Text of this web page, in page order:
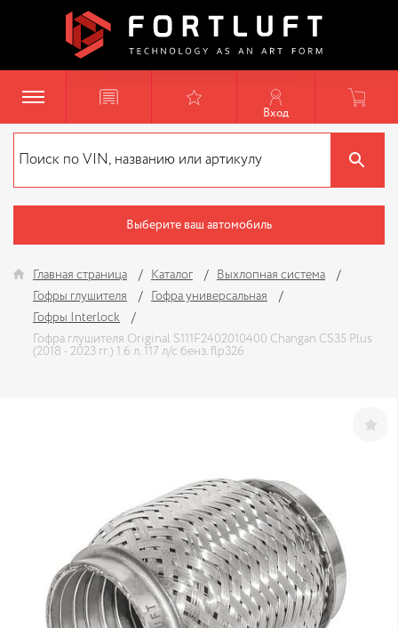
Вход
Выберите ваш автомобиль
Главная страница Каталог
Выхлопная система
Гофры глушителя
Гофра универсальная
Гофры Interlock
Гофра глушителя Original S111F2402010400 Changan CS35 Plus
(2018 - 2023 гг.) 1.6 л. 117 л/с бенз. flp326